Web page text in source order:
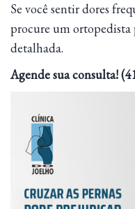
Se você sentir dores
procure um ortopedista
detalhada.
Agende sua consulta!